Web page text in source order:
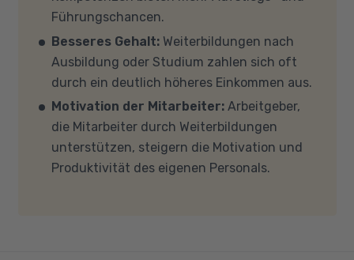
mit Windows 10 oder Windows 11, mindestens 8
GB Arbeitsspeicher (RAM) und einem aktuellen
Mehrkern-Prozessor (CPU). Der Unterricht
findet in Microsoft Teams statt. Bitte achten
Sie darauf, dass Ihre Sicherheitsprogramme
und -einstellungen (Anti-Viren-Programme,
Firewalls etc.) die Verbindung mit MS Teams
nicht blockieren. Bitte beachten Sie außerdem,
dass für eine reibungslose Übertragung eine
Führungschancen.
Besseres Gehalt: Weiterbildungen nach
Ausbildung oder Studium zahlen sich oft
durch ein deutlich höheres Einkommen aus.
Motivation der Mitarbeiter: Arbeitgeber,
die Mitarbeiter durch Weiterbildungen
unterstützen, steigern die Motivation und
Produktivität des eigenen Personals.